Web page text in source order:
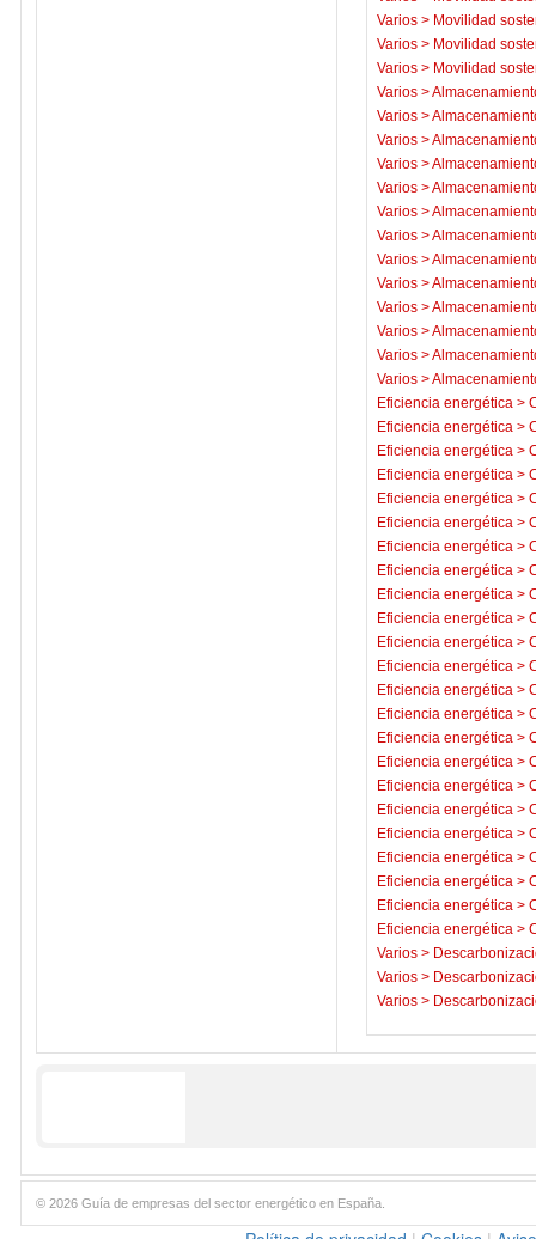
Varios > Movilidad
Varios > Movilidad
Varios > Movilidad
Varios >
Varios >
Varios >
Varios >
Varios >
Varios >
Varios >
Varios >
Varios >
Varios >
Varios >
Varios >
Varios >
Eficiencia energética >
Eficiencia energética >
Eficiencia energética >
Eficiencia energética >
Eficiencia energética >
Eficiencia energética >
Eficiencia energética >
Eficiencia energética >
Eficiencia energética >
Eficiencia energética >
Eficiencia energética >
Eficiencia energética >
Eficiencia energética >
Eficiencia energética >
Eficiencia energética >
Eficiencia energética >
Eficiencia energética >
Eficiencia energética >
Eficiencia energética >
Eficiencia energética >
Eficiencia energética >
Eficiencia energética >
Eficiencia energética >
Varios >
Varios >
Varios >
© 2026 Guía de empresas del sector energético en España.